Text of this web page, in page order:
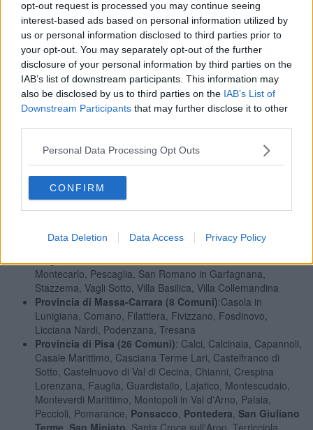
opt-out request is processed you may continue seeing
interest-based ads based on personal information utilized by
us or personal information disclosed to third parties prior to
your opt-out. You may separately opt-out of the further
disclosure of your personal information by third parties on the
IAB’s list of downstream participants. This information may
also be disclosed by us to third parties on the IAB’s List of
Downstream Participants that may further disclose it to other
Personal Data Processing Opt Outs
CONFIRM
Data Deletion Data Access Privacy Policy
Empoli, Fiesole,Figline e Incisa Valdarno,FIRENZE
Firenzuola, Fucecchio, Gambassi Terme, Greve in Chianti,
Lastra a Signa, Londa, Montaione, Montelupo Fiorentino,
Montespertoli, Palazzuolo sul Senio, Pelago,Pontassieve
Rufina,San Casciano in Val di Pesa, San Godenzo,
Scandicci, Scarperia e San Piero,Signa, Vaglia, Vicchio,
Vinci
Provincia di Grosseto (14 Comuni): Arcidosso, Castel del
Giglio, Massa Marittima, Monterotondo Marittimo, Montieri,
Roccastrada, Santa Fiora, Scarlino, Seggiano, Sorano
Provincia di Livorno (12 Comuni): Bibbona, Campiglia
Marittima, Capoliveri, Castagneto Carducci,
Collesalvetti,LIVORNO
Rosignano Marittimo
Camporgiano,
Capannori
, Careggine, Castelnuovo di
Garfagnana, Castiglione di Garfagnana, Fabbriche di
Montecarlo, Pescaglia, San Romano in Garfagnana,
Stazzema, Vagli Sotto, Villa Basilica, Villa Collemandina
Provincia di Massa-Carrara (8 Comuni):Casola in
Lunigiana, Comano, Filattiera, Fivizzano, Fosdinovo,
Licciana Nardi, Podenzana, Tresana
Provincia di Pisa (26 Comuni): Calci, Calcinaia, Capannoli,
Casale Marittimo, Casciana Terme Lari, Castelfranco di
Sotto, Castelnuovo di Val di Cecina, Chianni, Crespina
Lorenzana, Fauglia, Guardistallo, Lajatico, Montescudaio,
Monteverdi Marittimo, Montopoli in Val d'Arno, Palaia,
Peccioli, Pomarance, Ponsacco Pontedera San Giuliano
Terme San Miniato , Santa Croce sull'Arno, Terricciola,